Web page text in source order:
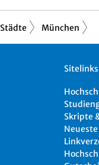
Städte München
Sitelinks
Skripte